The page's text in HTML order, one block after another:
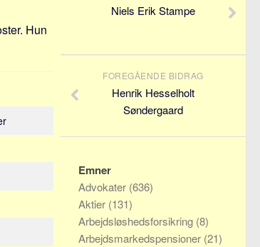
Hun
Niels Erik Stampe
FOREGÅENDE BIDRAG
Henrik Hesselholt
Søndergaard
Emner
Advokater (636)
Aktier (131)
Arbejdsløshedsforsikring (8)
Arbejdsmarkedspensioner (21)